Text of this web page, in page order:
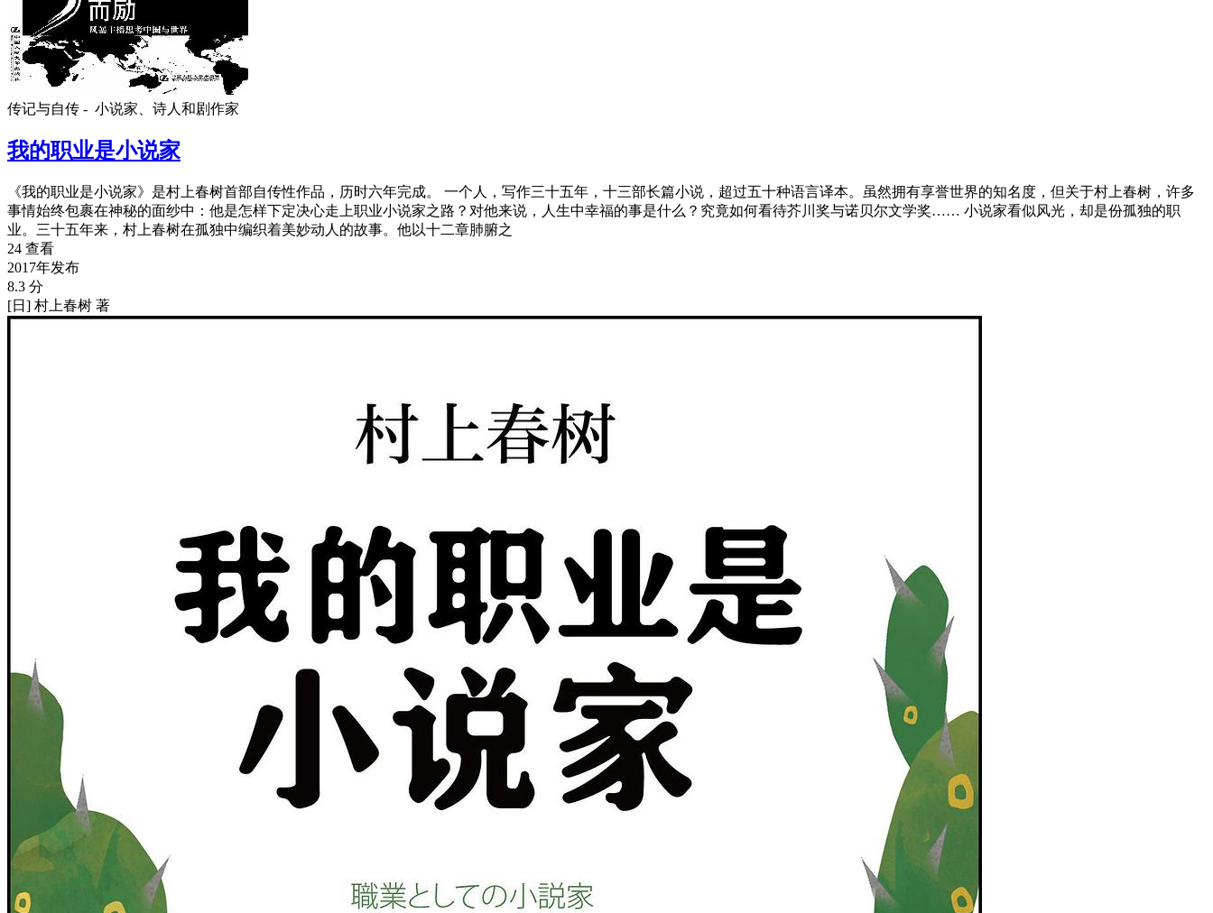
传记与自传 - 小说家、诗人和剧作家
我的职业是小说家
《我的职业是小说家》是村上春树首部自传性作品，历时六年完成。 一个人，写作三十五年，十三部长篇小说，超过五十种语言译本。虽然拥有享誉世界的知名度，但关于村上春树，许多
事情始终包裹在神秘的面纱中：他是怎样下定决心走上职业小说家之路？对他来说，人生中幸福的事是什么？究竟如何看待芥川奖与诺贝尔文学奖…… 小说家看似风光，却是份孤独的职
业。三十五年来，村上春树在孤独中编织着美妙动人的故事。他以十二章肺腑之
24 查看
2017年发布
8.3 分
[日] 村上春树 著